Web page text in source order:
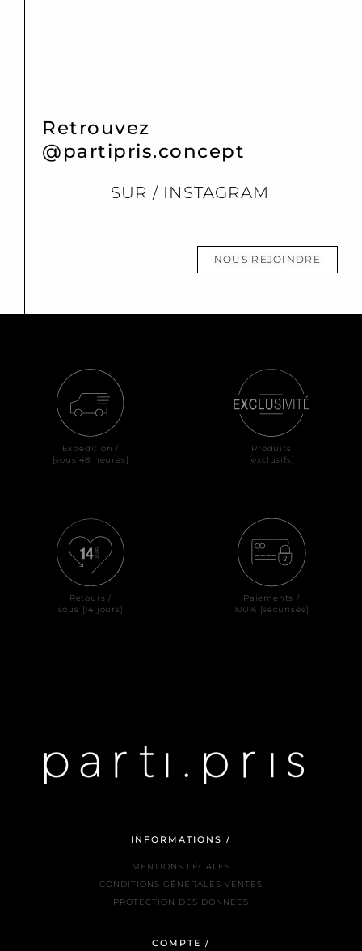
Retrouvez
@partipris.concept
SUR / INSTAGRAM
NOUS REJOINDRE
Expédition /
[sous 48 heures]
Produits
[exclusifs]
Retours /
sous [14 jours]
Paiements /
100% [sécurisés]
INFORMATIONS /
MENTIONS LÉGALES
CONDITIONS GÉNÉRALES VENTES
PROTECTION DES DONNÉES
COMPTE /